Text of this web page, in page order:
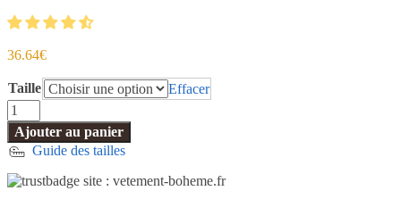
36.64€
Taille
Effacer
quantité
de
Robe
Longue
Bohème
Rose
Ajouter au panier
Guide des tailles